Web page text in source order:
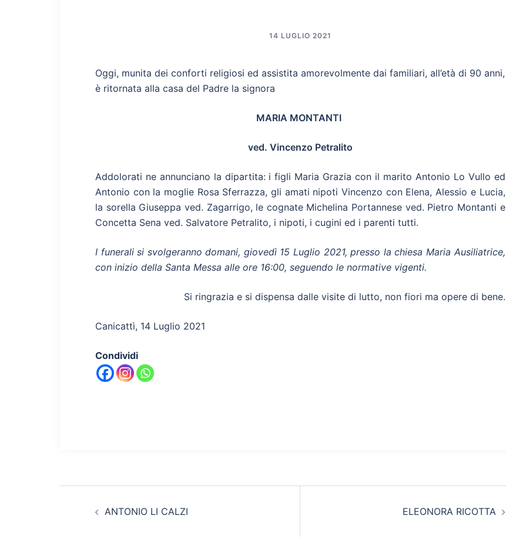
14 LUGLIO 2021
Oggi, munita dei conforti religiosi ed assistita amorevolmente dai familiari, all’età di 90 anni,
è ritornata alla casa del Padre la signora
MARIA MONTANTI
ved. Vincenzo Petralito
Addolorati ne annunciano la dipartita: i figli Maria Grazia con il marito Antonio Lo Vullo ed
Antonio con la moglie Rosa Sferrazza, gli amati nipoti Vincenzo con Elena, Alessio e Lucia,
la sorella Giuseppa ved. Zagarrigo, le cognate Michelina Portannese ved. Pietro Montanti e
Concetta Sena ved. Salvatore Petralito, i nipoti, i cugini ed i parenti tutti.
I funerali si svolgeranno domani, giovedì 15 Luglio 2021, presso la chiesa Maria Ausiliatrice,
con inizio della Santa Messa alle ore 16:00, seguendo le normative vigenti.
Si ringrazia e si dispensa dalle visite di lutto, non fiori ma opere di bene.
Canicattì, 14 Luglio 2021
Condividi
articolo
ANTONIO LI CALZI ELEONORA RICOTTA